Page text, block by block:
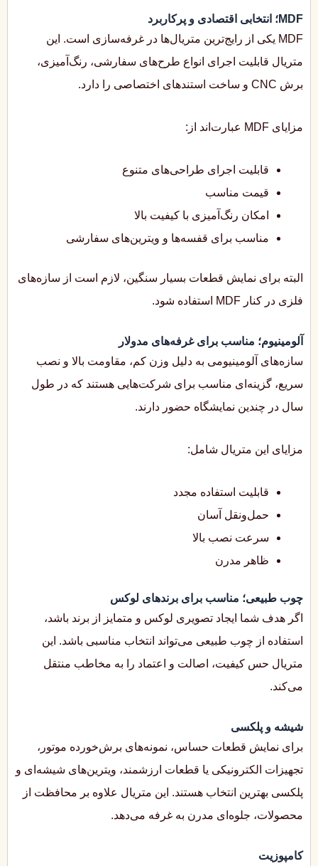
MDF؛ انتخابی اقتصادی و پرکاربرد
MDF یکی از رایج‌ترین متریال‌ها در غرفه‌سازی است. این
متریال قابلیت اجرای انواع طرح‌های سفارشی، رنگ‌آمیزی،
برش CNC و ساخت استندهای اختصاصی را دارد.
مزایای MDF عبارت‌اند از:
قابلیت اجرای طراحی‌های متنوع
قیمت مناسب
امکان رنگ‌آمیزی با کیفیت بالا
مناسب برای قفسه‌ها و ویترین‌های سفارشی
البته برای نمایش قطعات بسیار سنگین، لازم است از سازه‌های
فلزی در کنار MDF استفاده شود.
آلومینیوم؛ مناسب برای غرفه‌های مدولار
سازه‌های آلومینیومی به دلیل وزن کم، مقاومت بالا و نصب
سریع، گزینه‌ای مناسب برای شرکت‌هایی هستند که در طول
سال در چندین نمایشگاه حضور دارند.
مزایای این متریال شامل:
قابلیت استفاده مجدد
حمل‌ونقل آسان
سرعت نصب بالا
ظاهر مدرن
چوب طبیعی؛ مناسب برای برندهای لوکس
اگر هدف شما ایجاد تصویری لوکس و متمایز از برند باشد،
استفاده از چوب طبیعی می‌تواند انتخاب مناسبی باشد. این
متریال حس کیفیت، اصالت و اعتماد را به مخاطب منتقل
می‌کند.
شیشه و پلکسی
برای نمایش قطعات حساس، نمونه‌های برش‌خورده موتور،
تجهیزات الکترونیکی یا قطعات ارزشمند، ویترین‌های شیشه‌ای و
پلکسی بهترین انتخاب هستند. این متریال علاوه بر محافظت از
محصولات، جلوه‌ای مدرن به غرفه می‌دهد.
کامپوزیت